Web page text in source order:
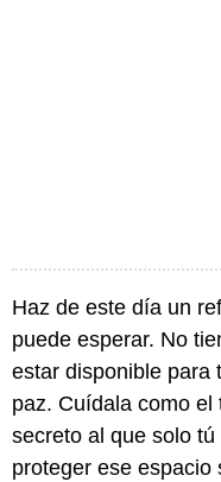
Haz de este día un
puede esperar. No
estar disponible para
paz. Cuídala como
secreto al que solo
proteger ese espacio